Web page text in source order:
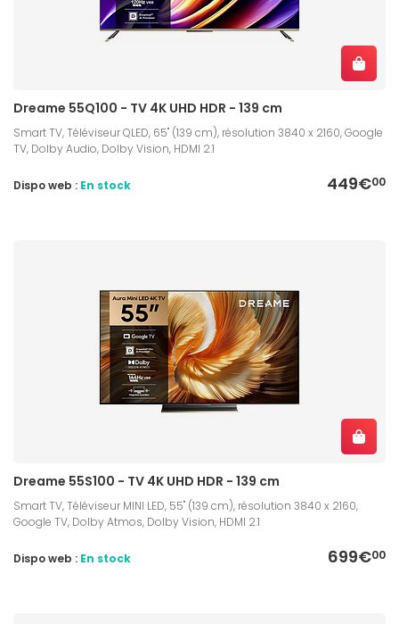
Dreame 55Q100 - TV 4K UHD HDR - 139 cm
Smart TV, Téléviseur QLED, 65" (139 cm), résolution 3840 x 2160, Google
TV, Dolby Audio, Dolby Vision, HDMI 2.1
449€00
Dispo web : En stock
Dreame 55S100 - TV 4K UHD HDR - 139 cm
Smart TV, Téléviseur MINI LED, 55" (139 cm), résolution 3840 x 2160,
Google TV, Dolby Atmos, Dolby Vision, HDMI 2.1
699€00
Dispo web : En stock